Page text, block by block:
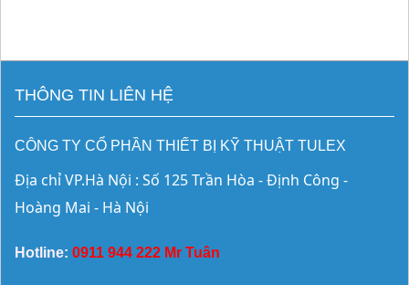
THÔNG TIN LIÊN HỆ
CÔNG TY CỔ PHẦN THIẾT BỊ KỸ THUẬT TULEX
Địa chỉ VP.Hà Nội : Số 125 Trần Hòa - Định Công -
Hoàng Mai - Hà Nội
Hotline: 0911 944 222 Mr Tuân